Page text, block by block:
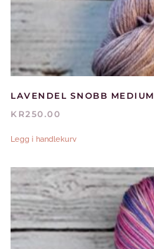
LAVENDEL SNOBB MEDIUM
KR250.00
Legg i handlekurv